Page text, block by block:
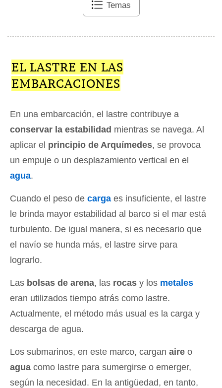
Temas
EL LASTRE EN LAS
EMBARCACIONES
En una embarcación, el lastre contribuye a
conservar la estabilidad mientras se navega. Al
aplicar el principio de Arquímedes, se provoca
un empuje o un desplazamiento vertical en el
agua.
Cuando el peso de carga es insuficiente, el lastre
le brinda mayor estabilidad al barco si el mar está
turbulento. De igual manera, si es necesario que
el navío se hunda más, el lastre sirve para
lograrlo.
Las bolsas de arena, las rocas y los metales
eran utilizados tiempo atrás como lastre.
Actualmente, el método más usual es la carga y
descarga de agua.
Los submarinos, en este marco, cargan aire o
agua como lastre para sumergirse o emerger,
según la necesidad. En la antigüedad, en tanto,